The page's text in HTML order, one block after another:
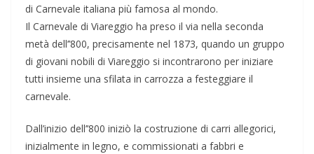
di Carnevale italiana più famosa al mondo.
Il Carnevale di Viareggio ha preso il via nella seconda
metà dell’’800, precisamente nel 1873, quando un gruppo
di giovani nobili di Viareggio si incontrarono per iniziare
tutti insieme una sfilata in carrozza a festeggiare il
carnevale.
Dall’inizio dell’’800 iniziò la costruzione di carri allegorici,
inizialmente in legno, e commissionati a fabbri e